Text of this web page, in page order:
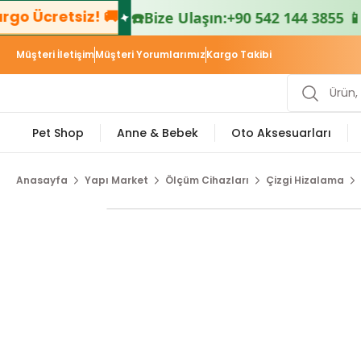
Ücretsiz! 🚚 ☎️Bize Ulaşın:+90 542 144 3855 📱
Müşteri İletişimMüşteri YorumlarımızKargo Takibi
Pet Shop Anne & Bebek Oto Aksesuarları
Anasayfa Yapı Market Ölçüm Cihazları Çizgi Hizalama